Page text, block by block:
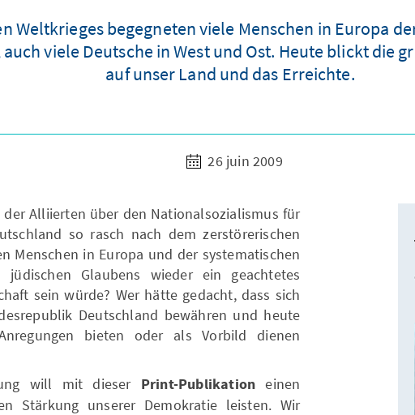
Weltkrieges begegneten viele Menschen in Europa
viele Deutsche in West und Ost. Heute blickt die
auf unser Land und das Erreichte.
26 juin 2009
der Alliierten über den Nationalsozialismus für
so rasch nach dem zerstörerischen
Menschen in Europa und der systematischen
jüdischen Glaubens wieder ein geachtetes
sein würde? Wer hätte gedacht, dass sich
Deutschland bewähren und heute
bieten oder als Vorbild dienen
will mit dieser Print-Publikation einen
Stärkung unserer Demokratie leisten. Wir